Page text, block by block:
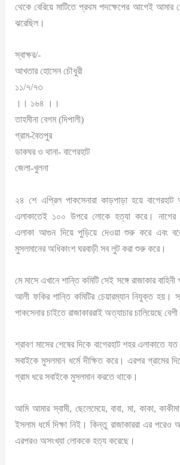
থেকে বেরিয়ে মাটিতে প্রথম পদক্ষেপের আগেই
ঝরেছিল।
স্বাক্ষর/-
আখতার হোসেন চৌধুরী
১১/৭/৭৩
।। ১৬৪ ।।
তাহমীনা বেগম (দিপালী)
গ্রাম-বৈতপুর
ডাকঘর ও থানা- বাগেরহাট
জেলা-খুলনা
২৪ শে এপ্রিল পাকসেনারা কাড়পাড়া হয়ে
এলাকাতেই ১০০ উপরে লোকে হত্যা করে। নাগের
এলাকা আগুন দিয়ে পুড়িয়ে দেওয়া শুরু করে এবং
মুসলমানের অধিকাংশ ঘরবাড়ী সব লুট করা শুরু করে।
মে মাসে এখানে শান্তি কমিটি সেই সঙ্গে রাজাকার
আলী ফকির শান্তি কমিটির চেয়ারম্যান নিযুক্ত হয়।
পাকসেনার চাইতে রাজাকাররাই অত্যাচার চালিয়েছে
শ্রাবণ মাসের শেষের দিকে বাগেরহাট শহর এলাকাতে যত
সবাইকে মুসলমান ধর্মে দীক্ষিত করে। এরপর গ্রামের
গ্রাম ধরে সবাইকে মুসলমান করতে থাকে।
আমি আমার স্বামী, ছেলেমেয়ে, বাবা, মা, কাকা,
ইসলাম ধর্মে দিক্ষা নিই। কিন্তু রাজাকাররা এর পরেও
এরপরও অসংখ্যা লোককে হত্য করেছে।